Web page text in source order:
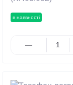
в наявності